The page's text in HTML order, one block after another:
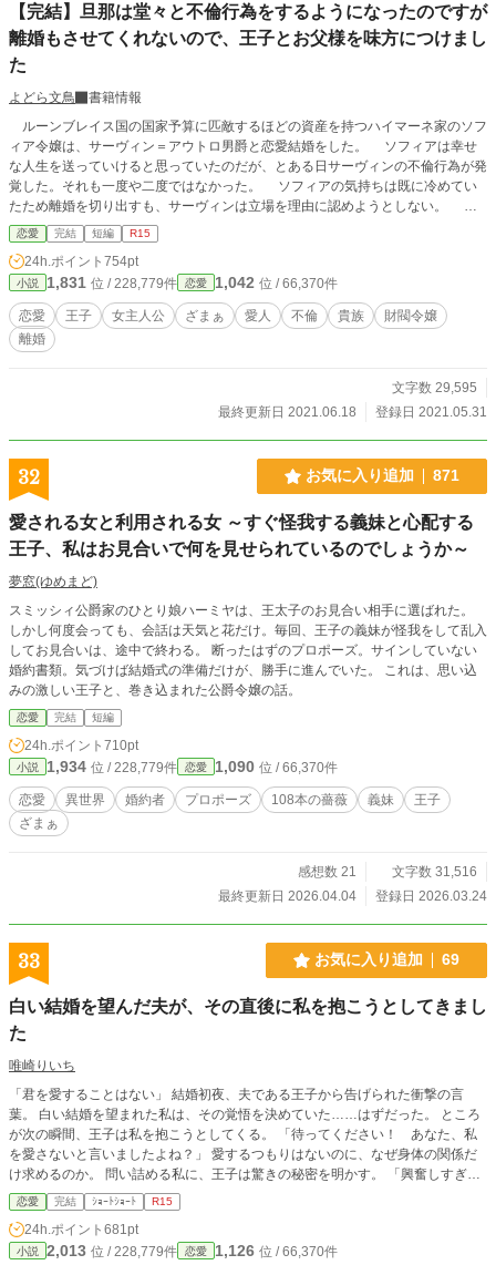
【完結】旦那は堂々と不倫行為をするようになったのですが
離婚もさせてくれないので、王子とお父様を味方につけまし
た
よどら文鳥
書籍情報
ルーンブレイス国の国家予算に匹敵するほどの資産を持つハイマーネ家のソフ
ィア令嬢は、サーヴィン＝アウトロ男爵と恋愛結婚をした。 ソフィアは幸せ
な人生を送っていけると思っていたのだが、とある日サーヴィンの不倫行為が発
覚した。それも一度や二度ではなかった。 ソフィアの気持ちは既に冷めてい
たため離婚を切り出すも、サーヴィンは立場を理由に認めようとしない。 更
にサーヴィンは第二夫妻候補としてラランカという愛人を連れてくる。 再度
離婚を申し立てようとするが、ソフィアの財閥と金だけを理由にして一向に離婚
を認めようとしなかった。 ソフィアは家から飛び出しピンチになるが、救世
主が現れる。 後に全ての成り行きを話し、ロミオ＝ルーンブレイス第一王子
を味方につけ、更にソフィアの父をも味方につけた。 ソフィアが想定してい
なかったほどの制裁が始まる。
恋愛 完結 短編 R15
24h.ポイント 754pt
小説 1,831 位 / 228,779件 恋愛 1,042 位 / 66,370件
恋愛 王子 女主人公 ざまぁ 愛人 不倫 貴族
財閥令嬢
離婚
文字数 29,595
最終更新日 2021.06.18
登録日 2021.05.31
32 お気に入り追加 871
愛される女と利用される女 ～すぐ怪我する義妹と心配する
王子、私はお見合いで何を見せられているのでしょうか～
夢窓(ゆめまど)
スミッシィ公爵家のひとり娘ハーミヤは、王太子のお見合い相手に選ばれた。
しかし何度会っても、会話は天気と花だけ。毎回、王子の義妹が怪我をして乱入
してお見合いは、途中で終わる。 断ったはずのプロポーズ。サインしていない
婚約書類。気づけば結婚式の準備だけが、勝手に進んでいた。 これは、思い込
みの激しい王子と、巻き込まれた公爵令嬢の話。
恋愛 完結 短編
24h.ポイント 710pt
小説 1,934 位 / 228,779件 恋愛 1,090 位 / 66,370件
恋愛 異世界 婚約者 プロポーズ 108本の薔薇 義妹
王子
ざまぁ
感想数 21
文字数 31,516
最終更新日 2026.04.04
登録日 2026.03.24
33 お気に入り追加 69
白い結婚を望んだ夫が、その直後に私を抱こうとしてきまし
た
唯崎りいち
「君を愛することはない」 結婚初夜、夫である王子から告げられた衝撃の言
葉。 白い結婚を望まれた私は、その覚悟を決めていた……はずだった。 ところ
が次の瞬間、王子は私を抱こうとしてくる。 「待ってください！ あなた、私
を愛さないと言いましたよね？」 愛するつもりはないのに、なぜ身体の関係だ
け求めるのか。 問い詰める私に、王子は驚きの秘密を明かす。 「興奮しすぎる
と、僕の心臓が止まるかもしれないんだ」 ……それ、絶対に我慢しなきゃいけ
ないやつでは！？ 愛されない花嫁になるはずが、なぜか命がけで溺愛されるこ
とになりました。 転生者令嬢と、恋心をこじらせた王子の勘違いラブコメデ
ィ。
恋愛 完結 ｼｮｰﾄｼｮｰﾄ R15
24h.ポイント 681pt
小説 2,013 位 / 228,779件 恋愛 1,126 位 / 66,370件